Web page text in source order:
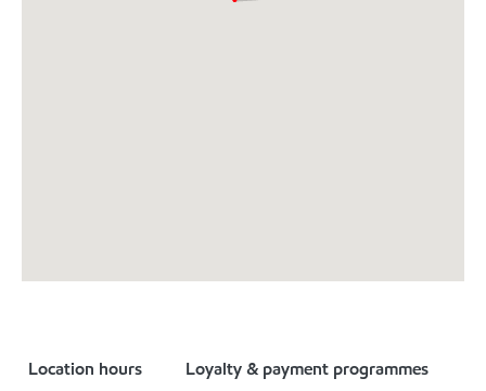
Location hours Loyalty & payment programmes